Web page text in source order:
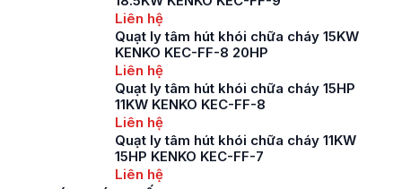
Liên hệ
Quạt ly tâm hút khói chữa cháy 15KW
KENKO KEC-FF-8 20HP
Liên hệ
Quạt ly tâm hút khói chữa cháy 15HP
11KW KENKO KEC-FF-8
Liên hệ
Quạt ly tâm hút khói chữa cháy 11KW
15HP KENKO KEC-FF-7
Liên hệ